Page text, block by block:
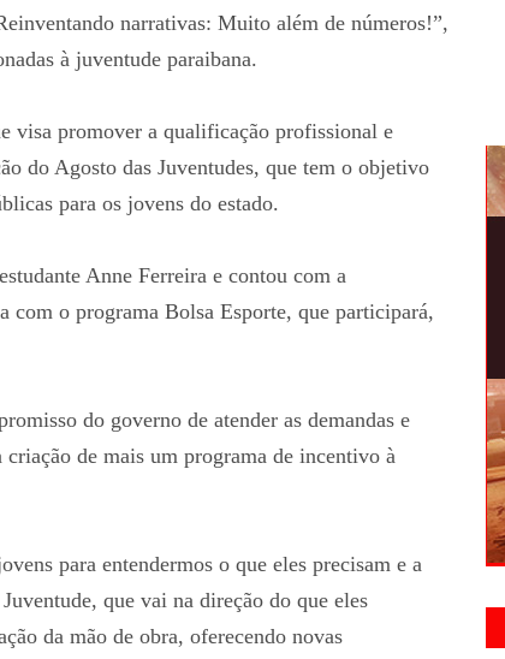
narrativas: Muito além de números!”,
à juventude paraibana.
visa promover a qualificação profissional e
do Agosto das Juventudes, que tem o objetivo
para os jovens do estado.
Anne Ferreira e contou com a
com o programa Bolsa Esporte, que participará,
do governo de atender as demandas e
de mais um programa de incentivo à
para entendermos o que eles precisam e a
que vai na direção do que eles
da mão de obra, oferecendo novas